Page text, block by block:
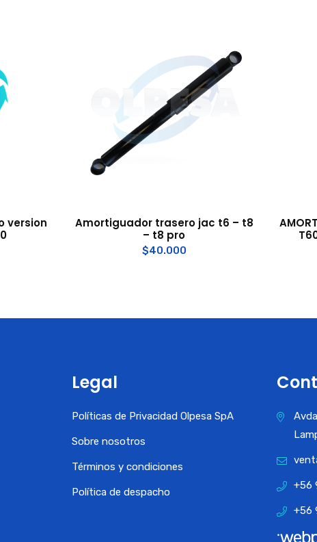
version
Amortiguador trasero jac t6 – t8
– t8 pro
$40.000
Legal
Políticas de Privacidad Olpesa SpA
Sobre nosotros
Términos y condiciones
Política de despacho
+56
+56